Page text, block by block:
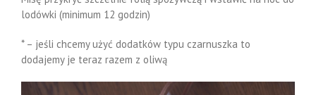
lodówki (minimum 12 godzin)
* – jeśli chcemy użyć dodatków typu czarnuszka to
dodajemy je teraz razem z oliwą